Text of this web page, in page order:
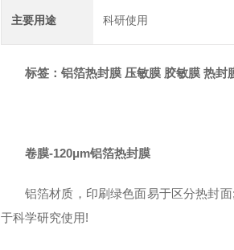
主要用途 科研使用
标签：铝箔热封膜 压敏膜 胶敏膜 热封
卷膜-120μm铝箔热封膜
铝箔材质，印刷绿色面易于区分热封面;
于科学研究使用!